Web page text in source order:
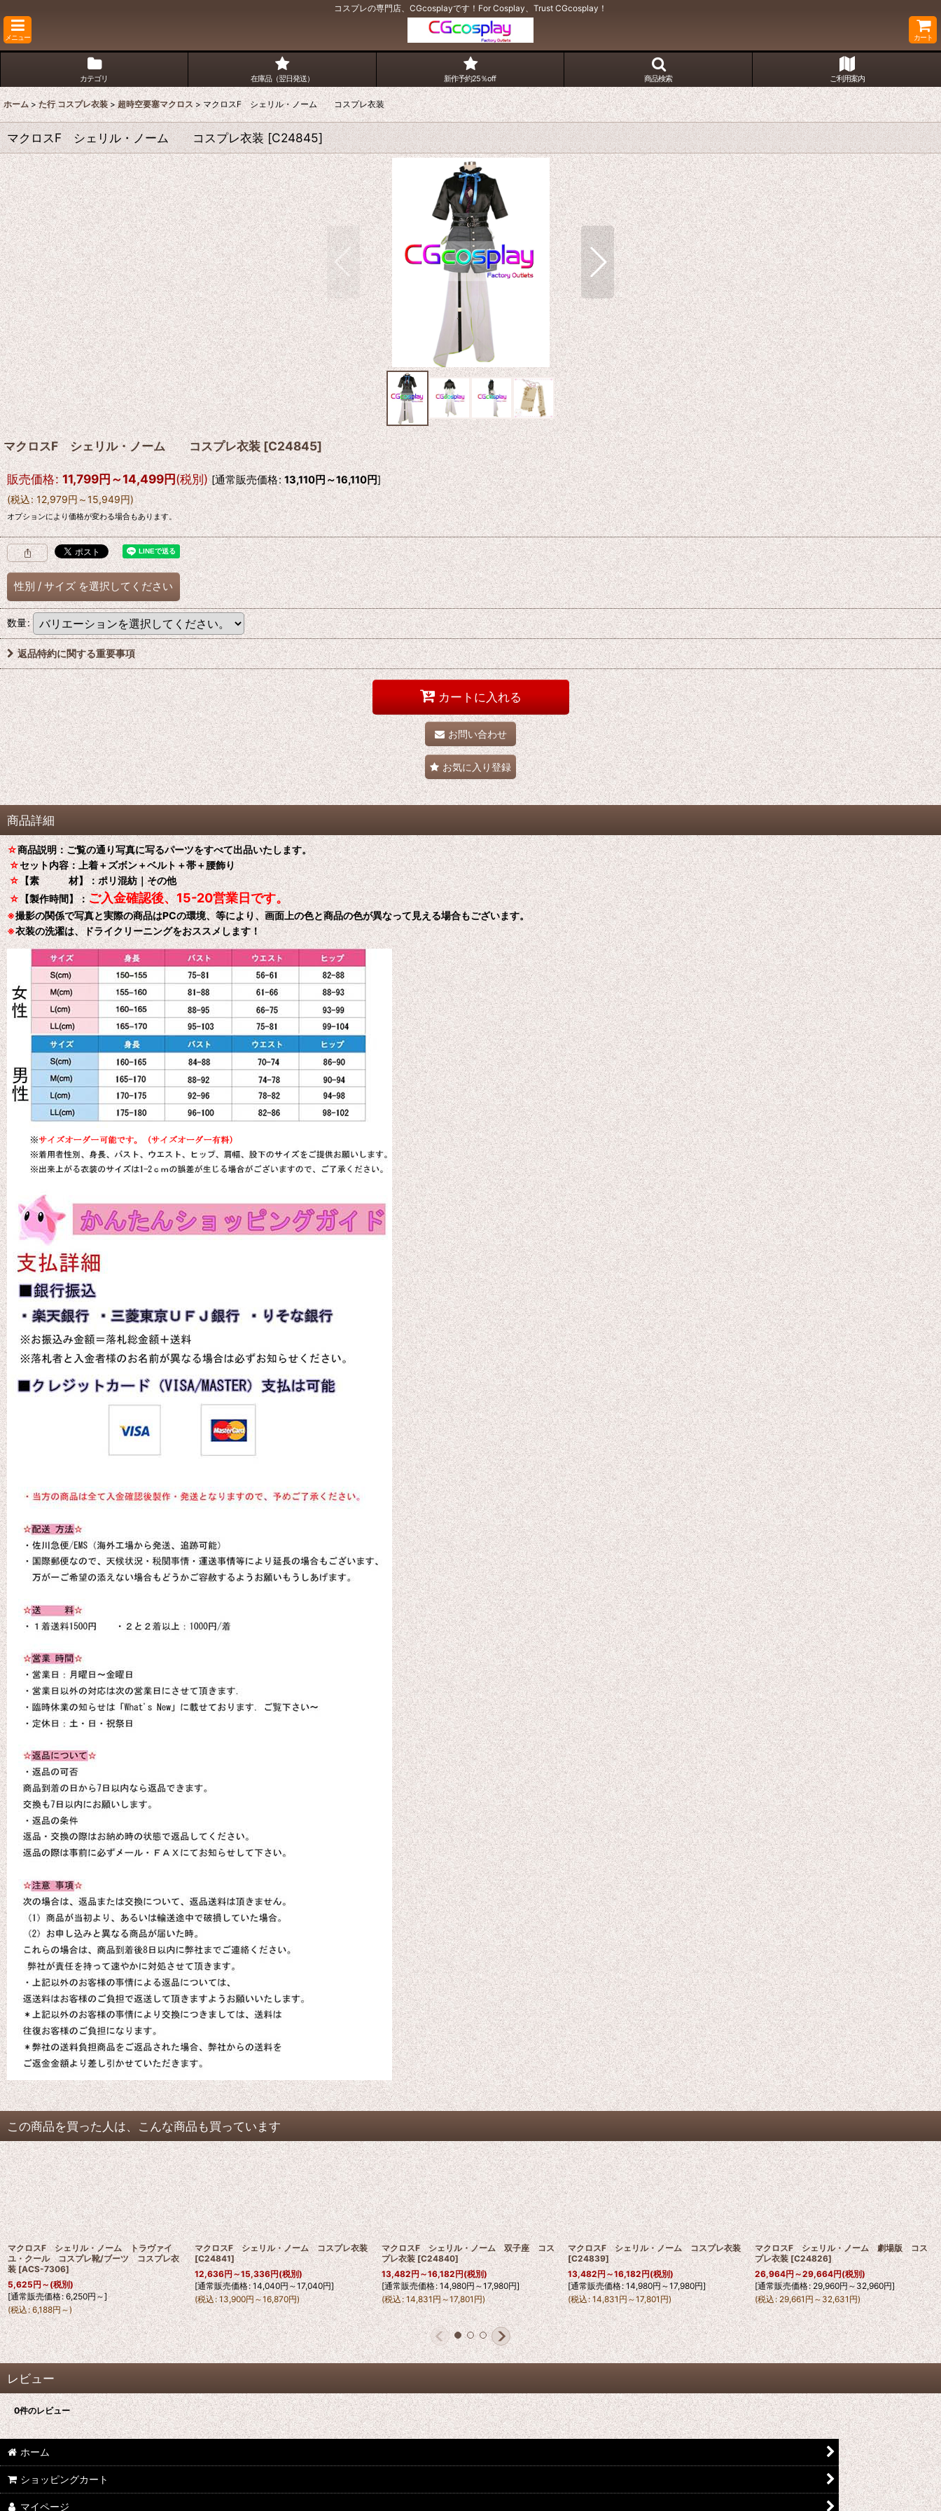
コスプレの専門店、CGcosplayです！For Cosplay、Trust CGcosplay！
メニュー カート
カテゴリ 在庫品（翌日発送） 新作予約25％off 商品検索 ご利用案内
ホーム > た行 コスプレ衣装 > 超時空要塞マクロス > マクロスF シェリル・ノーム コスプレ衣装
マクロスF シェリル・ノーム コスプレ衣装 [C24845]
マクロスF シェリル・ノーム コスプレ衣装[C24845]
販売価格: 11,799円～14,499円(税別) [通常販売価格: 13,110円～16,110円]
(税込: 12,979円～15,949円)
オプションにより価格が変わる場合もあります。
性別 / サイズ を選択してください
数量:
返品特約に関する重要事項
カートに入れる
お問い合わせ
お気に入り登録
商品詳細
☆商品説明：ご覧の通り写真に写るパーツをすべて出品いたします。
☆セット内容：上着＋ズボン＋ベルト＋帯＋腰飾り
☆【素 材】：ポリ混紡｜その他
☆【製作時間】：ご入金確認後、15-20営業日です。
※撮影の関係で写真と実際の商品はPCの環境、等により、画面上の色と商品の色が異なって見える場合もございます。
※衣装の洗濯は、ドライクリーニングをおススメします！
この商品を買った人は、こんな商品も買っています
マクロスF シェリル・ノーム トラヴァイ
ユ・クール コスプレ靴/ブーツ コスプレ衣
装 [ACS-7306]
5,625円～(税別)
[通常販売価格: 6,250円～]
(税込: 6,188円～)
マクロスF シェリル・ノーム コスプレ衣装
[C24841]
12,636円～15,336円(税別)
[通常販売価格: 14,040円～17,040円]
(税込: 13,900円 ～16,870円)
マクロスF シェリル・ノーム 双子座 コス
プレ衣装 [C24840]
13,482円～16,182円(税別)
[通常販売価格: 14,980円～17,980円]
(税込: 14,831円～17,801円)
マクロスF シェリル・ノーム コスプレ衣装
[C24839]
13,482円～16,182円(税別)
[通常販売価格: 14,980円～17,980円]
(税込: 14,831円～17,801円)
マクロスF シェリル・ノーム 劇場版 コス
プレ衣装 [C24826]
26,964円～29,664円(税別)
[通常販売価格: 29,960円～32,960円]
(税込: 29,661円～32,631円)
レビュー
0件のレビュー
ホーム
ショッピングカート
マイページ